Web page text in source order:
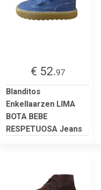
€ 52.97
Blanditos
Enkellaarzen LIMA
BOTA BEBE
RESPETUOSA Jeans